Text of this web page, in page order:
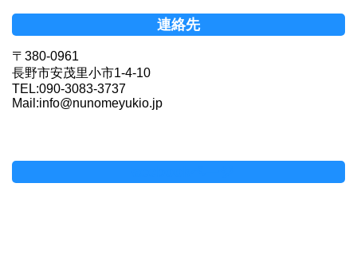
連絡先
〒380-0961
長野市安茂里小市1-4-10
TEL:090-3083-3737
Mail:info@nunomeyukio.jp